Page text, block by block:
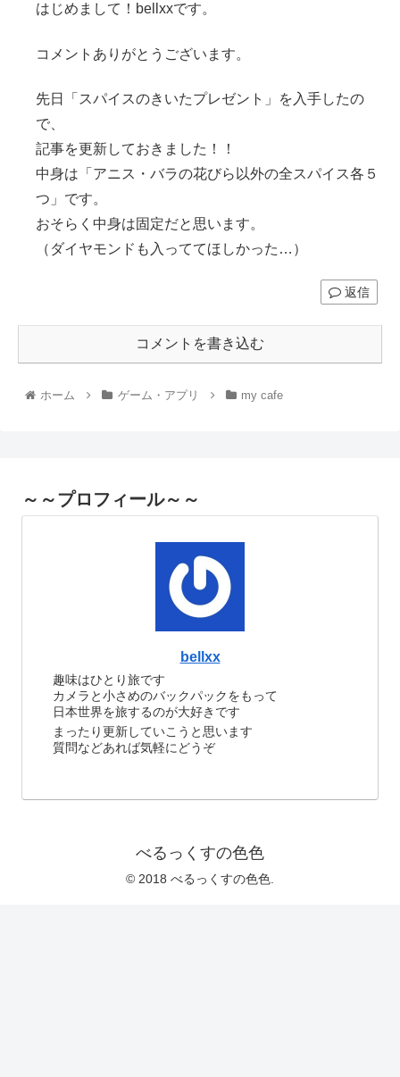
はじめまして！bellxxです。
コメントありがとうございます。
先日「スパイスのきいたプレゼント」を入手したの
で、
記事を更新しておきました！！
中身は「アニス・バラの花びら以外の全スパイス各５
つ」です。
おそらく中身は固定だと思います。
（ダイヤモンドも入っててほしかった…）
返信
コメントを書き込む
ホーム ゲーム・アプリ my cafe
～～プロフィール～～
bellxx
趣味はひとり旅です
カメラと小さめのバックパックをもって
日本世界を旅するのが大好きです
まったり更新していこうと思います
質問などあれば気軽にどうぞ
べるっくすの色色
© 2018 べるっくすの色色.